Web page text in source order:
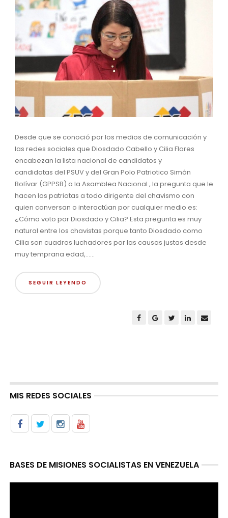
Desde que se conoció por los medios de comunicación y
las redes sociales que Diosdado Cabello y Cilia Flores
encabezan la lista nacional de candidatos y
candidatas del PSUV y del Gran Polo Patriotico Simón
Bolívar (GPPSB) a la Asamblea Nacional , la pregunta que le
hacen los patriotas a todo dirigente del chavismo con
quien conversan o interactúan por cualquier medio es:
¿Cómo voto por Diosdado y Cilia? Esta pregunta es muy
natural entre los chavistas porque tanto Diosdado como
Cilia son cuadros luchadores por las causas justas desde
muy temprana edad,......
SEGUIR LEYENDO
MIS REDES SOCIALES
BASES DE MISIONES SOCIALISTAS EN VENEZUELA